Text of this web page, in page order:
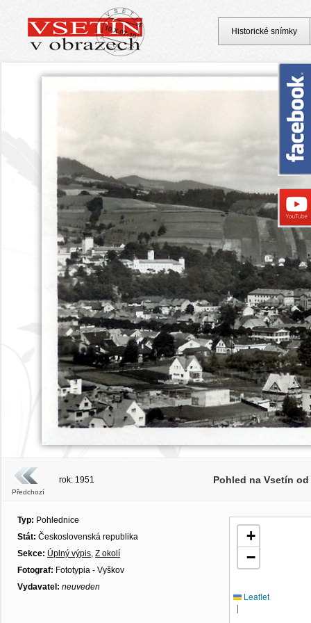
Předchozí
rok: 1951 Pohled na Vsetín
Typ: Pohlednice
Stát: Československá republika
Sekce: Úplný výpis, Z okolí
Fotograf: Fototypia - Vyškov
Vydavatel: neuveden
+
−
Leaflet
|
Historické snímky